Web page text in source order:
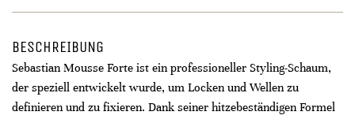
BESCHREIBUNG
Sebastian Mousse Forte ist ein professioneller Styling-Schaum,
der speziell entwickelt wurde, um Locken und Wellen zu
definieren und zu fixieren. Dank seiner hitzebeständigen Formel